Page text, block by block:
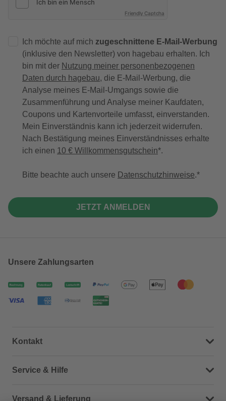
Friendly Captcha
Ich möchte auf mich zugeschnittene E-Mail-Werbung
(inklusive den Newsletter) von hagebau erhalten. Ich
bin mit der Nutzung meiner personenbezogenen
Daten durch hagebau, die E-Mail-Werbung, die
Analyse meines E-Mail-Umgangs sowie die
Zusammenführung und Analyse meiner Kaufdaten,
Coupons und Kartenvorteile umfasst, einverstanden.
Mein Einverständnis kann ich jederzeit widerrufen.
Nach Bestätigung meines Einverständnisses erhalte
ich einen 10 € Willkommensgutschein*.
Bitte beachte auch unsere Datenschutzhinweise.
JETZT ANMELDEN
Unsere Zahlungsarten
Kontakt
Dein Kontakt zu uns
Service & Hilfe
Häufige Fragen (FAQ)
Versand & Lieferung